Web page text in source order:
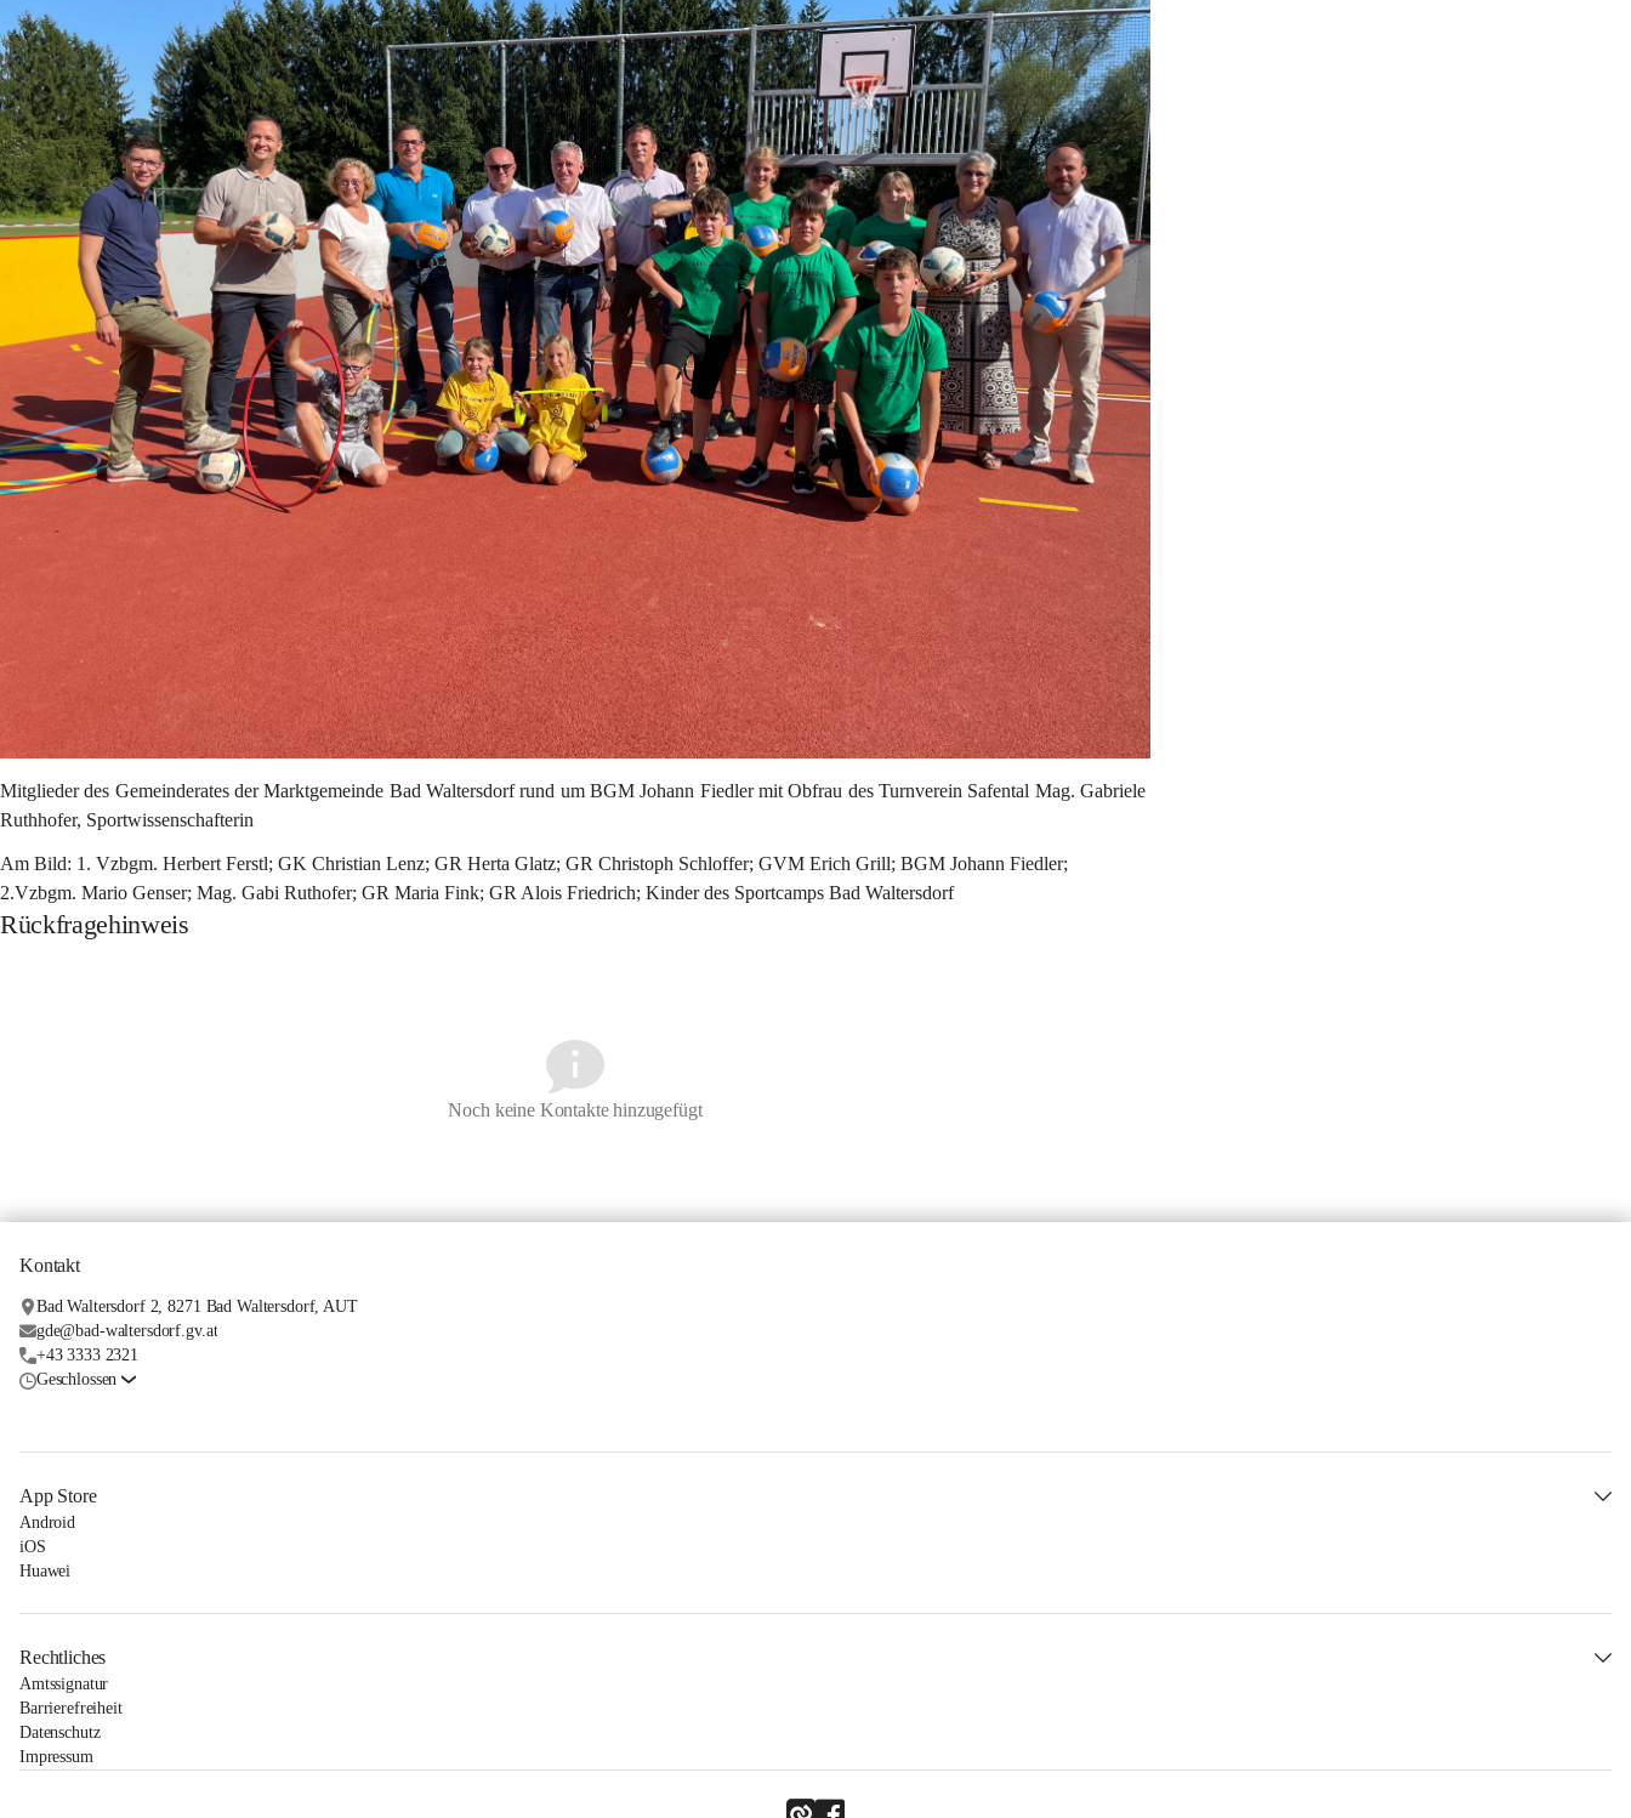
Mitglieder des Gemeinderates der Marktgemeinde Bad Waltersdorf rund um BGM Johann Fiedler mit Obfrau des Turnverein Safental Mag. Gabriele
Ruthhofer, Sportwissenschafterin
Am Bild: 1. Vzbgm. Herbert Ferstl; GK Christian Lenz; GR Herta Glatz; GR Christoph Schloffer; GVM Erich Grill; BGM Johann Fiedler;
2.Vzbgm. Mario Genser; Mag. Gabi Ruthofer; GR Maria Fink; GR Alois Friedrich; Kinder des Sportcamps Bad Waltersdorf
Rückfragehinweis
Noch keine Kontakte hinzugefügt
Kontakt
Bad Waltersdorf 2, 8271 Bad Waltersdorf, AUT
gde@bad-waltersdorf.gv.at
+43 3333 2321
Geschlossen
App Store
Android
iOS
Huawei
Rechtliches
Amtssignatur
Barrierefreiheit
Datenschutz
Impressum